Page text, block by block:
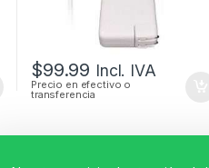
$99.99 Incl. IVA
Precio en efectivo o
transferencia